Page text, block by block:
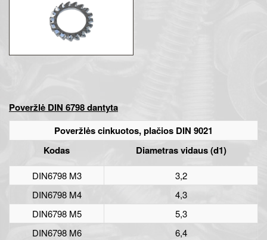
Poveržlė DIN 6798 dantyta
Poveržlės cinkuotos, plačios DIN 9021
Kodas
Diametras vidaus(d1)
DIN6798 M3
3,2
DIN6798 M4
4,3
DIN6798 M5
5,3
DIN6798 M6
6,4